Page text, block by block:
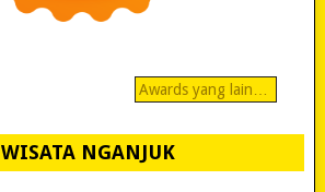
Awards yang lain…
WISATA NGANJUK